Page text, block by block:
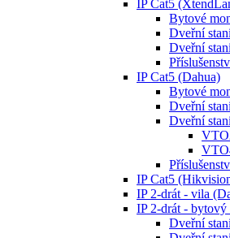
IP Cat5
Bytové
Dveřní
Dveřní
IP Cat5 (Dahua)
Bytové
Dveřní
Dveřní
IP Cat5
IP 2-drát - vila
IP 2-drát - bytový
Dveřní